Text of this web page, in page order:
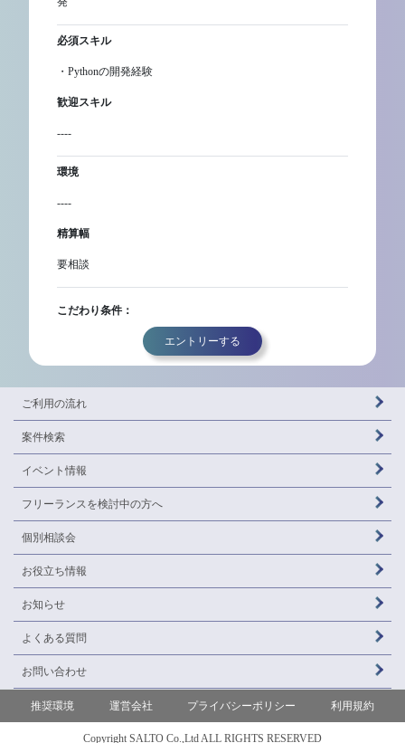
必須スキル
・Pythonの開発経験
歓迎スキル
----
環境
----
精算幅
要相談
こだわり条件：
エントリーする
ご利用の流れ
案件検索
イベント情報
フリーランスを検討中の方へ
個別相談会
お役立ち情報
お知らせ
よくある質問
お問い合わせ
推奨環境 運営会社 プライバシーポリシー 利用規約
Copyright SALTO Co.,Ltd ALL RIGHTS RESERVED